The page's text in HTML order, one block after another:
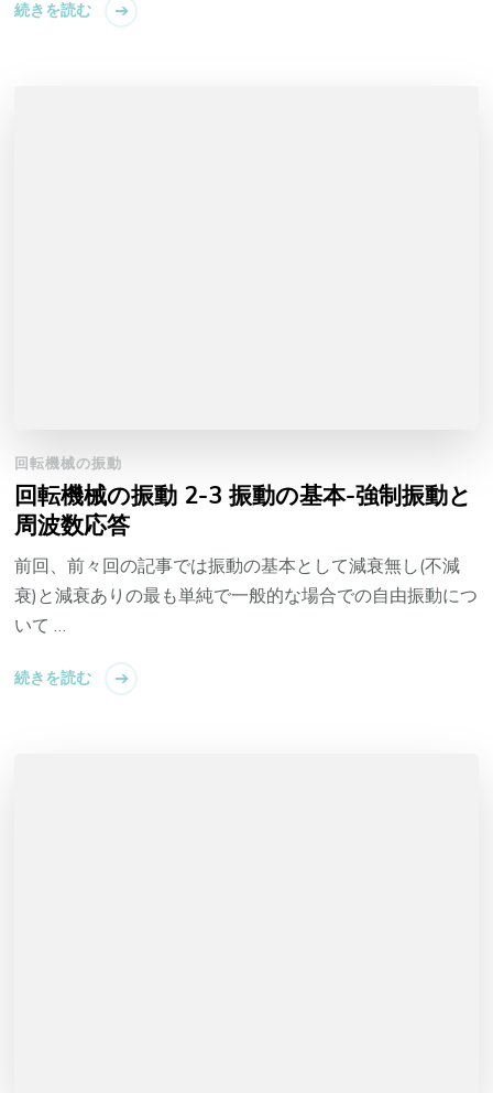
続きを読む
回転機械の振動
回転機械の振動 2-3 振動の基本-強制振動と
周波数応答
前回、前々回の記事では振動の基本として減衰無し(不減
衰)と減衰ありの最も単純で一般的な場合での自由振動につ
いて …
続きを読む